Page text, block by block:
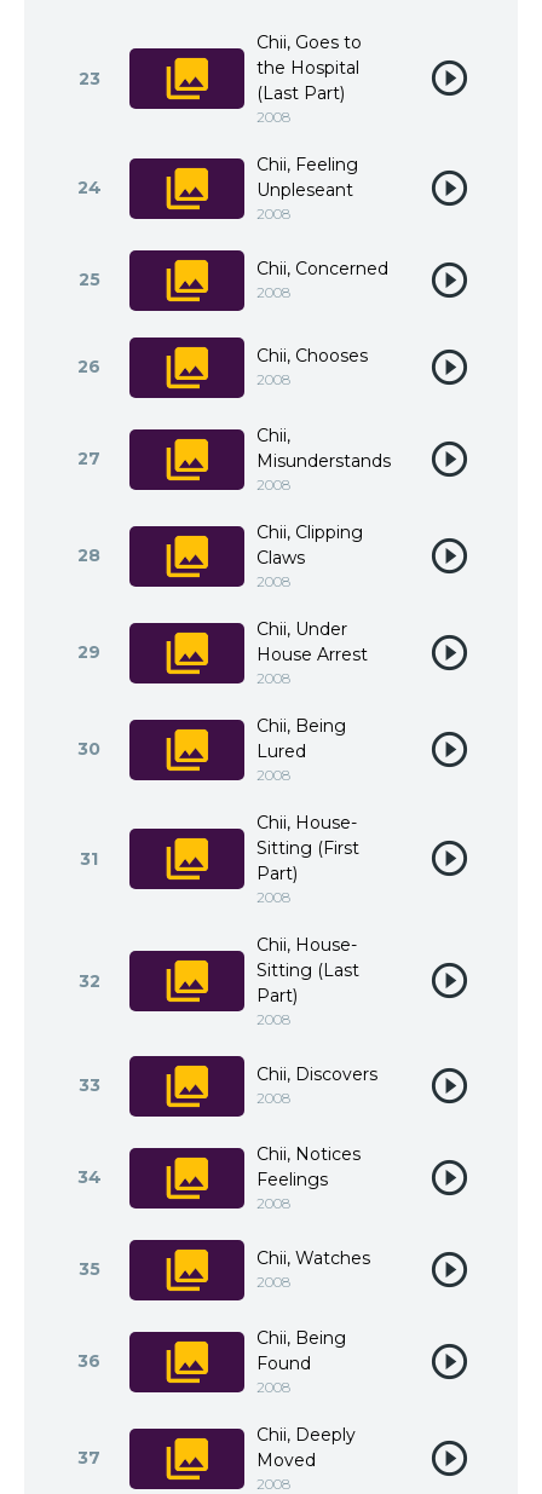
23
Chii, Goes to
the Hospital
(Last Part)
2008
24
Chii, Feeling
Unpleseant
2008
25 Chii, Concerned
2008
26 Chii, Chooses
2008
27
Chii,
Misunderstands
2008
28
Chii, Clipping
Claws
2008
29
Chii, Under
House Arrest
2008
30
Chii, Being
Lured
2008
31
Chii, House-
Sitting (First
Part)
2008
32
Chii, House-
Sitting (Last
Part)
2008
33 Chii, Discovers
2008
34
Chii, Notices
Feelings
2008
35 Chii, Watches
2008
36
Chii, Being
Found
2008
37
Chii, Deeply
Moved
2008